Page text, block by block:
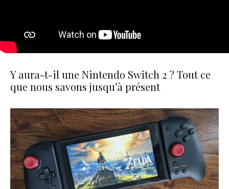
Y aura-t-il une Nintendo Switch 2 ? Tout ce
que nous savons jusqu’à présent